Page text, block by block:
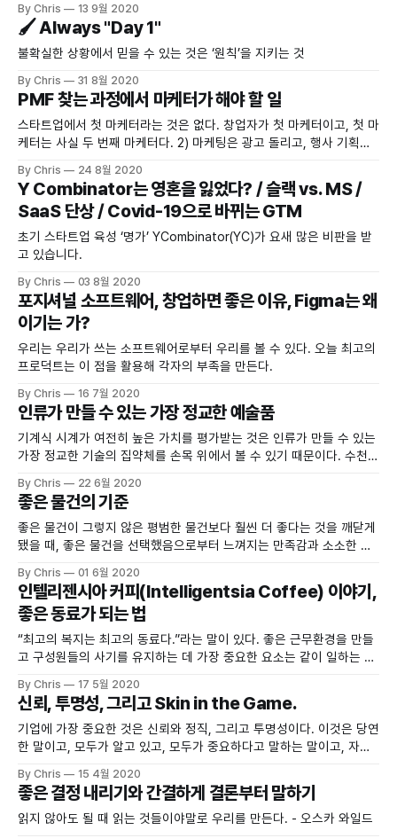
By Chris 13 9월 2020
🖌 Always "Day 1"
불확실한 상황에서 믿을 수 있는 것은 ‘원칙’을 지키는 것
By Chris 31 8월 2020
PMF 찾는 과정에서 마케터가 해야 할 일
스타트업에서 첫 마케터라는 것은 없다. 창업자가 첫 마케터이고, 첫 마
케터는 사실 두 번째 마케터다. 2) 마케팅은 광고 돌리고, 행사 기획하
By Chris 24 8월 2020
Y Combinator는 영혼을 잃었다? / 슬랙 vs. MS /
SaaS 단상 / Covid-19으로 바뀌는 GTM
초기 스타트업 육성 ‘명가’ YCombinator(YC)가 요새 많은 비판을 받
고 있습니다.
By Chris 03 8월 2020
포지셔널 소프트웨어, 창업하면 좋은 이유, Figma는 왜
이기는 가?
우리는 우리가 쓰는 소프트웨어로부터 우리를 볼 수 있다. 오늘 최고의
프로덕트는 이 점을 활용해 각자의 부족을 만든다.
By Chris 16 7월 2020
인류가 만들 수 있는 가장 정교한 예술품
기계식 시계가 여전히 높은 가치를 평가받는 것은 인류가 만들 수 있는
가장 정교한 기술의 집약체를 손목 위에서 볼 수 있기 때문이다. 수천,
의 복잡한 시스템을 만들었기 때문이다
By Chris 22 6월 2020
좋은 물건의 기준
좋은 물건이 그렇지 않은 평범한 물건보다 훨씬 더 좋다는 것을 깨닫게
됐을 때, 좋은 물건을 선택했음으로부터 느껴지는 만족감과 소소한 행
By Chris 01 6월 2020
인텔리젠시아 커피(Intelligentsia Coffee) 이야기,
좋은 동료가 되는 법
“최고의 복지는 최고의 동료다.”라는 말이 있다. 좋은 근무환경을 만들
고 구성원들의 사기를 유지하는 데 가장 중요한 요소는 같이 일하는 동
By Chris 17 5월 2020
신뢰, 투명성, 그리고 Skin in the Game.
기업에 가장 중요한 것은 신뢰와 정직, 그리고 투명성이다. 이것은 당연
한 말이고, 모두가 알고 있고, 모두가 중요하다고 말하는 말이고, 자본
대부분은 신뢰, 정직, 투명성의 결여로 인해 자본주의에 위협을 가한다.
By Chris 15 4월 2020
좋은 결정 내리기와 간결하게 결론부터 말하기
읽지 않아도 될 때 읽는 것들이야말로 우리를 만든다. - 오스카 와일드